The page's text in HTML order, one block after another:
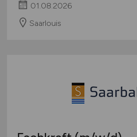
01.08.2026
Saarlouis